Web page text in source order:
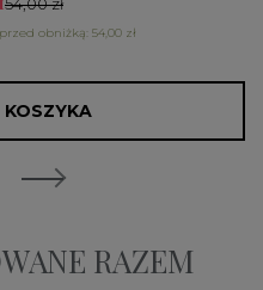
obniżką: 54,00 zł
RAZEM